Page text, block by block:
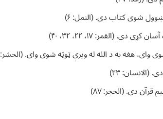
شوی کتاب دی. (النمل: ۶)
(القمر: ۱۷، ۲۲، ۳۲، ۴۰)
هغه به د الله له ویرې ټوټه شوی وای. (الحشر: ۲۱)
۲۳)
دی. (الحجر: ۸۷)